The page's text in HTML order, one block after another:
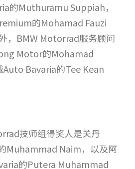
的Muthuramu Suppiah，
的Mohamad Fauzi
，BMW Motorrad服务顾问
Motor的Mohamad
Bavaria的Tee Kean
技师组得奖人是关丹
Muhammad Naim，以及阿
的Putera Muhammad